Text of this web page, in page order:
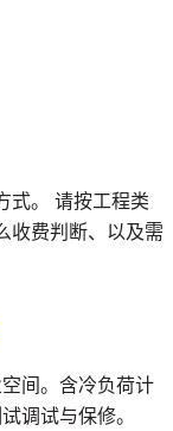
式。 请按工程类
收费判断、以及需
间。含冷负荷计
调试与保修。